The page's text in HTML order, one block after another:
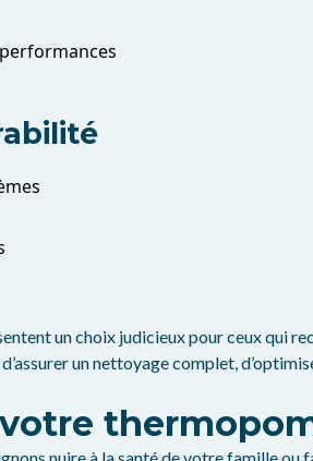
un choix judicieux pour ceux qui
un nettoyage complet,
votre